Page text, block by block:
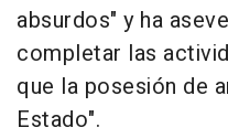
absurdos" y ha
completar las
que la posesión de
Estado".